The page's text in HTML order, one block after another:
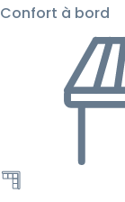
Confort à bord